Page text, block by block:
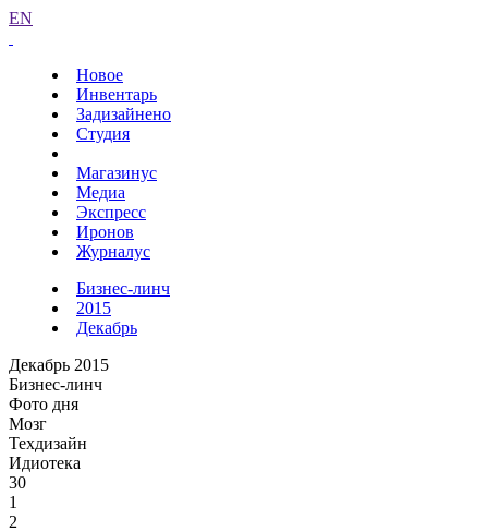
EN
Новое
Инвентарь
Задизайнено
Студия
Магазинус
Медиа
Экспресс
Иронов
Журналус
Бизнес-линч
2015
Декабрь
Декабрь 2015
Бизнес-линч
Фото дня
Мозг
Техдизайн
Идиотека
30
1
2